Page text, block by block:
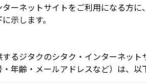
ーネットサイトをご利用になる方
示します。
るジタクのシタク・インターネッ
年齢・メールアドレスなど）は、